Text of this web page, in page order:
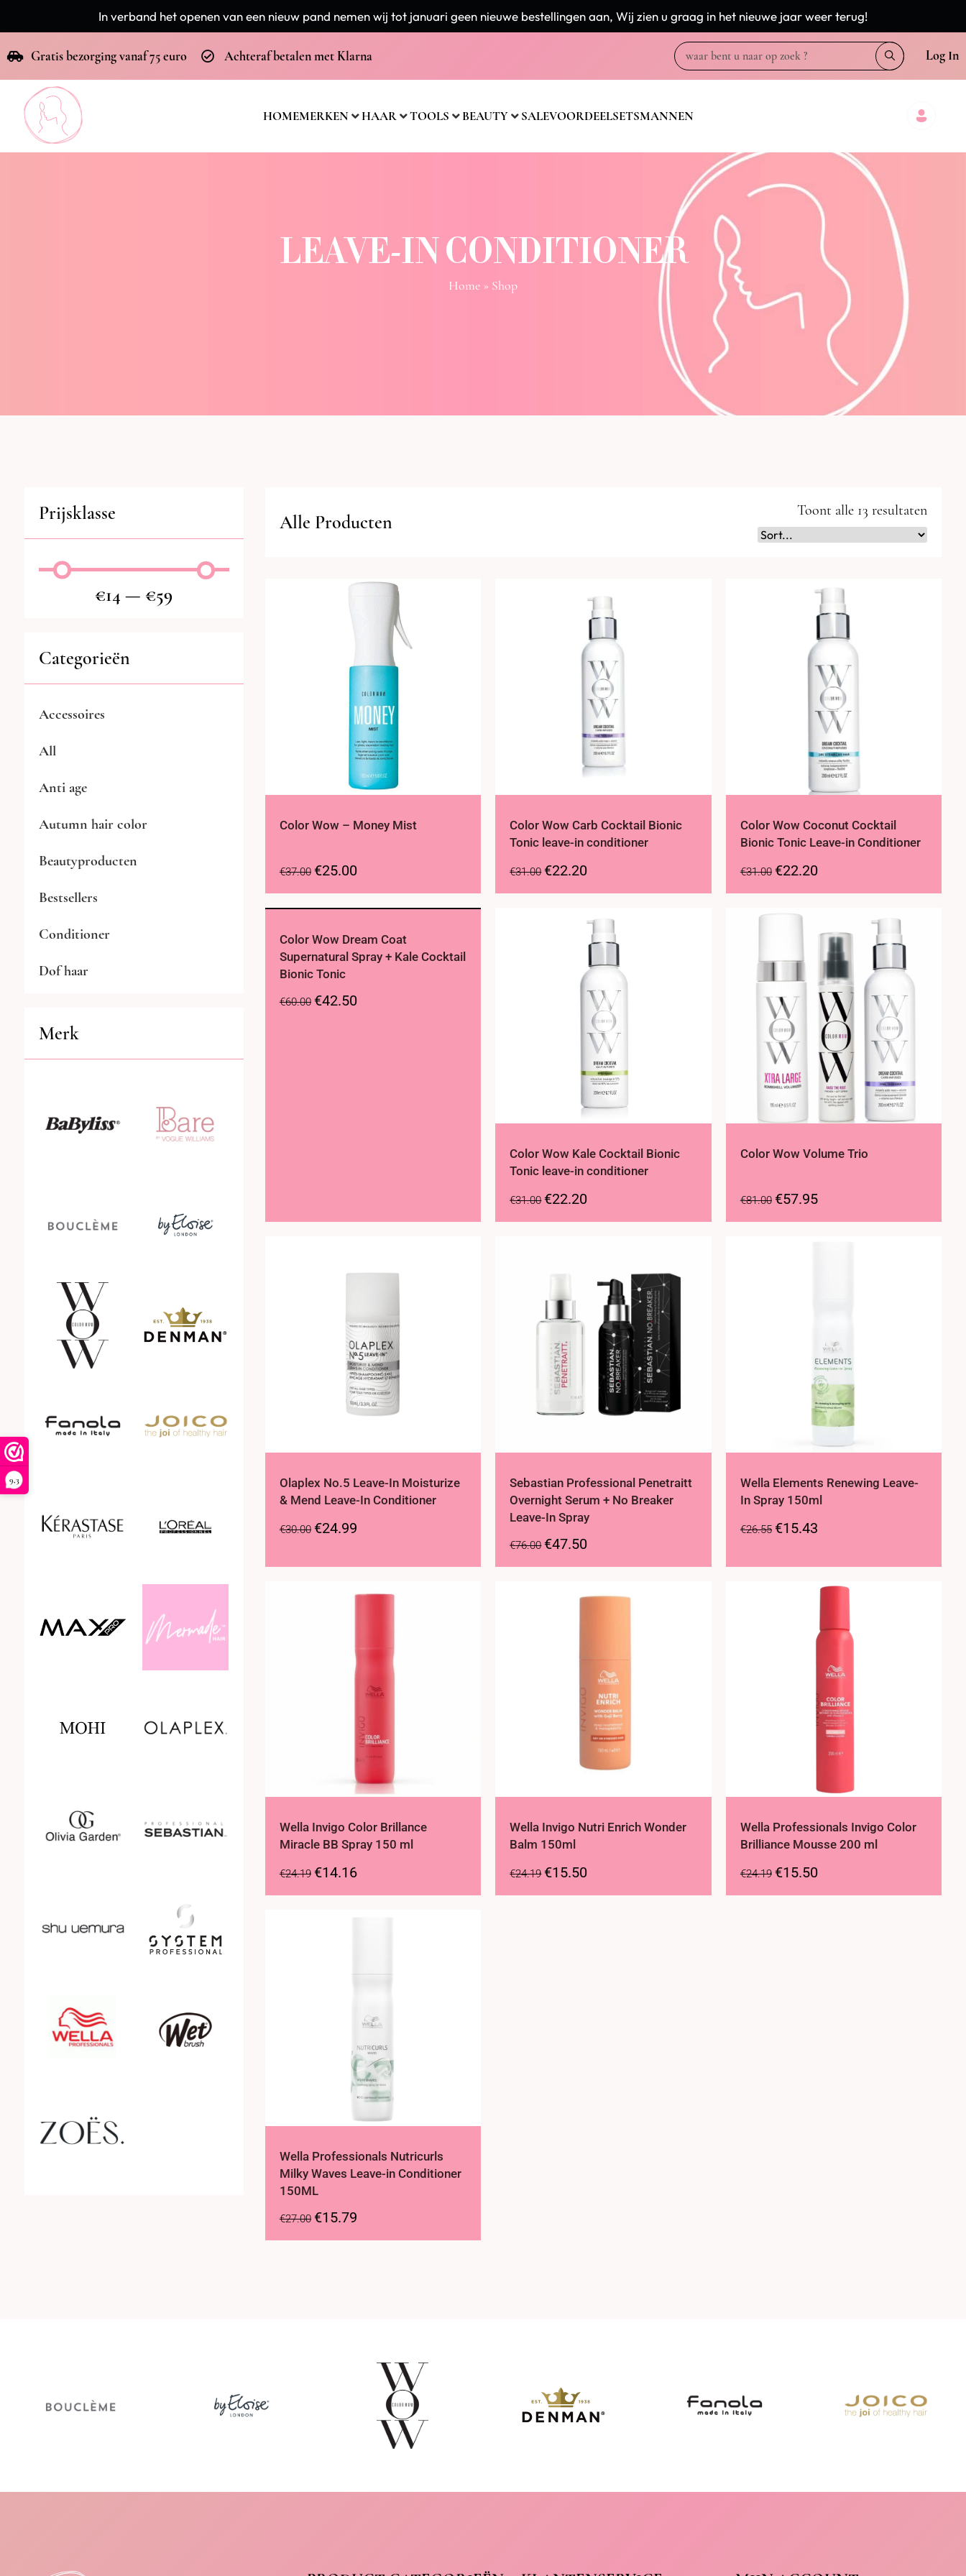
9,3
In verband het openen van een nieuw pand nemen wij tot januari geen nieuwe bestellingen aan, Wij zien u graag in het nieuwe jaar weer terug!
Gratis bezorging vanaf 75 euro Achteraf betalen met Klarna Log In
HOMEMERKEN HAAR TOOLS BEAUTY SALEVOORDEELSETSMANNEN
LEAVE-IN CONDITIONER
Home » Shop
Prijsklasse
€14 — €59
Categorieën
Accessoires
All
Anti age
Autumn hair color
Beautyproducten
Bestsellers
Conditioner
Dof haar
Droogshampoo
Haarhersteller
Haarolie
Haarproducten
Haarserum
Haaruitval
Hittebescherming
Kleurmasker
Leave in spray
Leave-in conditioner
Preshampoo
Shampoo
SPING your hair back to life
Tijdelijke haarkleuring
UV bescherming
Merk
Alle Producten
Toont alle 13 resultaten
Color Wow – Money Mist
€37.00 €25.00
Color Wow Carb Cocktail Bionic
Tonic leave-in conditioner
€31.00 €22.20
Color Wow Coconut Cocktail
Bionic Tonic Leave-in Conditioner
€31.00 €22.20
Color Wow Dream Coat
Supernatural Spray + Kale Cocktail
Bionic Tonic
€60.00 €42.50
Color Wow Kale Cocktail Bionic
Tonic leave-in conditioner
€31.00 €22.20
Color Wow Volume Trio
€81.00 €57.95
Olaplex No.5 Leave-In Moisturize
& Mend Leave-In Conditioner
€30.00 €24.99
Sebastian Professional Penetraitt
Overnight Serum + No Breaker
Leave-In Spray
€76.00 €47.50
Wella Elements Renewing Leave-
In Spray 150ml
€26.55 €15.43
Wella Invigo Color Brillance
Miracle BB Spray 150 ml
€24.19 €14.16
Wella Invigo Nutri Enrich Wonder
Balm 150ml
€24.19 €15.50
Wella Professionals Invigo Color
Brilliance Mousse 200 ml
€24.19 €15.50
Wella Professionals Nutricurls
Milky Waves Leave-in Conditioner
150ML
€27.00 €15.79